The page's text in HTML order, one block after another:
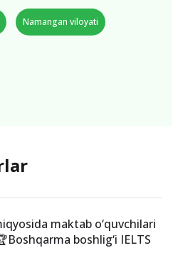
Namangan viloyati
maktab o‘quvchilari
boshlig‘i IELTS